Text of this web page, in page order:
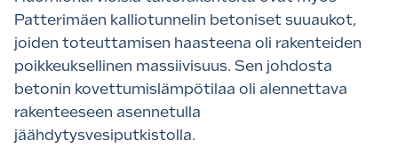
Patterimäen kalliotunnelin betoniset suuaukot,
joiden toteuttamisen haasteena oli rakenteiden
poikkeuksellinen massiivisuus. Sen johdosta
betonin kovettumislämpötilaa oli alennettava
rakenteeseen asennetulla
jäähdytysvesiputkistolla.